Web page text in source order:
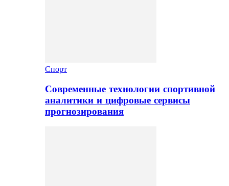
Спорт
Современные технологии спортивной
аналитики и цифровые сервисы
прогнозирования